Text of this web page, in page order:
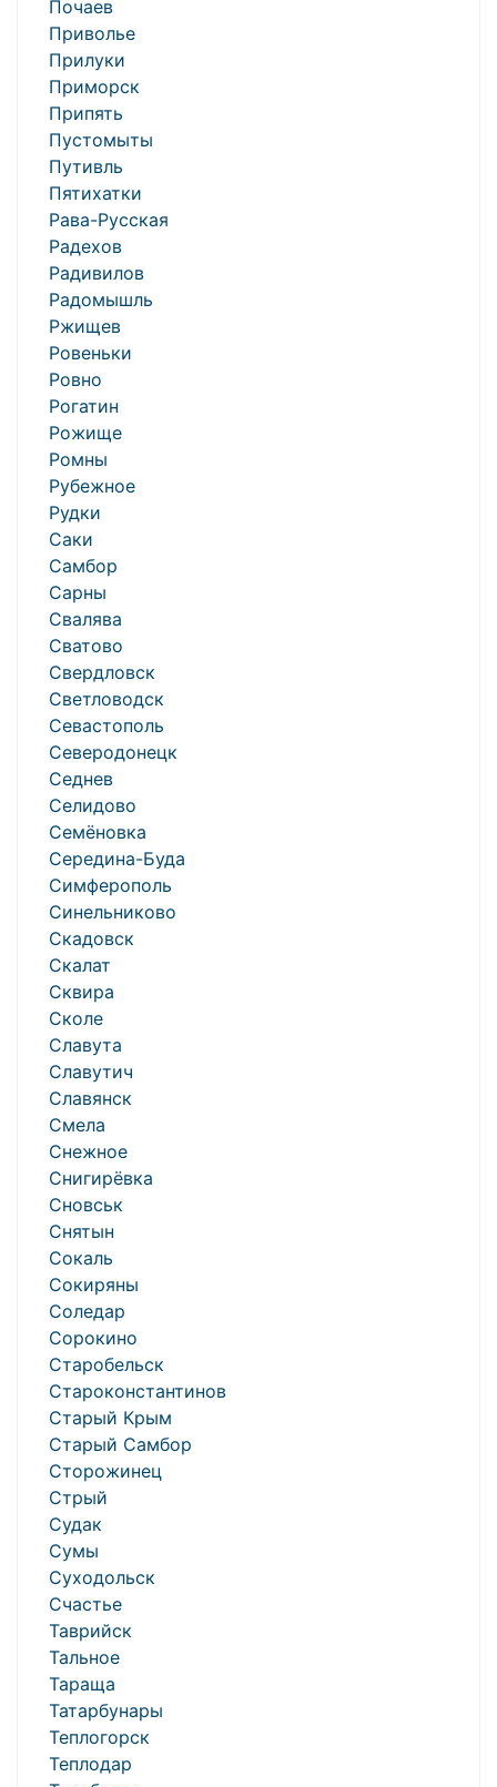
Почаев
Приволье
Прилуки
Приморск
Припять
Пустомыты
Путивль
Пятихатки
Рава-Русская
Радехов
Радивилов
Радомышль
Ржищев
Ровеньки
Ровно
Рогатин
Рожище
Ромны
Рубежное
Рудки
Саки
Самбор
Сарны
Свалява
Сватово
Свердловск
Светловодск
Севастополь
Северодонецк
Седнев
Селидово
Семёновка
Середина-Буда
Симферополь
Синельниково
Скадовск
Скалат
Сквира
Сколе
Славута
Славутич
Славянск
Смела
Снежное
Снигирёвка
Сновськ
Снятын
Сокаль
Сокиряны
Соледар
Сорокино
Старобельск
Староконстантинов
Старый Крым
Старый Самбор
Сторожинец
Стрый
Судак
Сумы
Суходольск
Счастье
Таврийск
Тальное
Тараща
Татарбунары
Теплогорск
Теплодар